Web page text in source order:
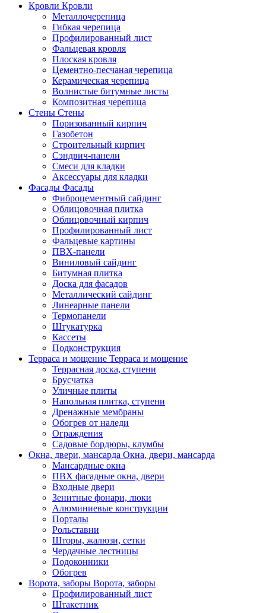
Кровли Кровли
Металлочерепица
Гибкая черепица
Профилированный лист
Фальцевая кровля
Плоская кровля
Цементно-песчаная черепица
Керамическая черепица
Волнистые битумные листы
Композитная черепица
Стены Стены
Поризованный кирпич
Газобетон
Строительный кирпич
Сэндвич-панели
Смеси для кладки
Аксессуары для кладки
Фасады Фасады
Фиброцементный сайдинг
Облицовочная плитка
Облицовочный кирпич
Профилированный лист
Фальцевые картины
ПВХ-панели
Виниловый сайдинг
Битумная плитка
Доска для фасадов
Металлический сайдинг
Линеарные панели
Термопанели
Штукатурка
Кассеты
Подконструкция
Терраса и мощение Терраса и мощение
Террасная доска, ступени
Брусчатка
Уличные плиты
Напольная плитка, ступени
Дренажные мембраны
Обогрев от наледи
Ограждения
Садовые бордюры, клумбы
Окна, двери, мансарда Окна, двери, мансарда
Мансардные окна
ПВХ фасадные окна, двери
Входные двери
Зенитные фонари, люки
Алюминиевые конструкции
Порталы
Рольставни
Шторы, жалюзи, сетки
Чердачные лестницы
Подоконники
Обогрев
Ворота, заборы Ворота, заборы
Профилированный лист
Штакетник